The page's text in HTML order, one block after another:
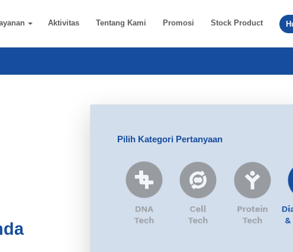
Aktivitas Tentang Kami Promosi Stock Product
Pilih Kategori Pertanyaan